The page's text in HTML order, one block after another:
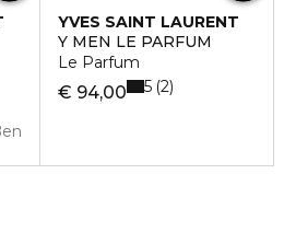
YVES SAINT LAURENT
Y MEN LE PARFUM
Le Parfum
€ 94,00 5 2